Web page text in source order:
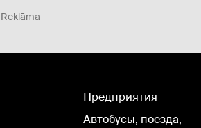
Reklāma
Предприятия
Автобусы, поезда,